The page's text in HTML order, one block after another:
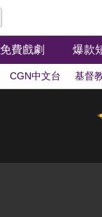
免費戲劇 爆款
CGN中文台 基督